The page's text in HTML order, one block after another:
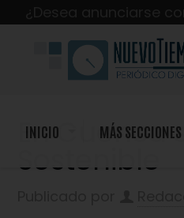
INICIO MÁS SECCIONES
En
Sostenible